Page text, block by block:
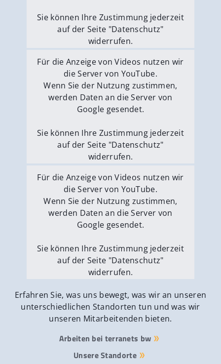
Sie können Ihre Zustimmung jederzeit
auf der Seite "Datenschutz"
widerrufen.
Externe Medien erlauben
Für die Anzeige von Videos nutzen wir
die Server von YouTube.
Wenn Sie der Nutzung zustimmen,
werden Daten an die Server von
Google gesendet.
Sie können Ihre Zustimmung jederzeit
auf der Seite "Datenschutz"
widerrufen.
Externe Medien erlauben
Für die Anzeige von Videos nutzen wir
die Server von YouTube.
Wenn Sie der Nutzung zustimmen,
werden Daten an die Server von
Google gesendet.
Sie können Ihre Zustimmung jederzeit
auf der Seite "Datenschutz"
widerrufen.
Externe Medien erlauben
Erfahren Sie, was uns bewegt, was wir an unseren
unterschiedlichen Standorten tun und was wir
unseren Mitarbeitenden bieten.
Arbeiten bei terranets bw
Unsere Standorte